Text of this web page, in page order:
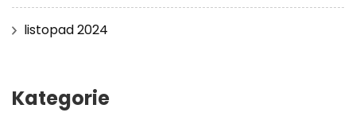
listopad 2024
Kategorie